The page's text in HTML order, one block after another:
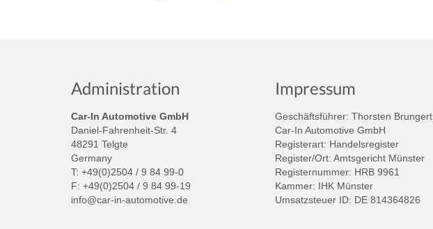
Administration
Car-In Automotive GmbH
Daniel-Fahrenheit-Str. 4
48291 Telgte
Germany
T: +49(0)2504 / 9 84 99-0
F: +49(0)2504 / 9 84 99-19
info@car-in-automotive.de
Impressum
Geschäftsführer: Thorsten Brungert
Car-In Automotive GmbH
Registerart: Handelsregister
Register/Ort: Amtsgericht Münster
Registernummer: HRB 9961
Kammer: IHK Münster
Umsatzsteuer ID: DE 814364826